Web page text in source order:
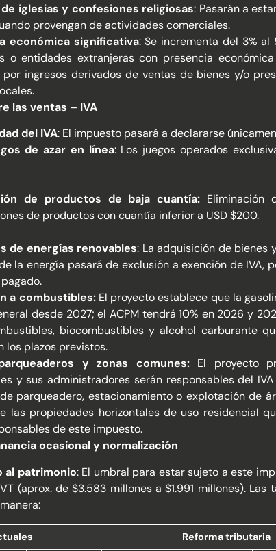
iglesias y confesiones religiosas: Pasarán a
provengan de actividades comerciales.
económica significativa: Se incrementa del 3%
o entidades extranjeras con presencia
por ingresos derivados de ventas de bienes y/o
las ventas – IVA
del IVA: El impuesto pasará a declararse
de azar en línea: Los juegos operados
de productos de baja cuantía: Eliminación
de productos con cuantía inferior a USD $200.
de energías renovables: La adquisición de bienes
la energía pasará de exclusión a exención de IVA,
a combustibles:El proyecto establece que la
desde 2027; el ACPM tendrá 10% en 2026 y
biocombustibles y alcohol carburante
los plazos previstos.
y zonas comunes:El proyecto
y sus administradores serán responsables del
parqueadero, estacionamiento o explotación de
las propiedades horizontales de uso residencial
de este impuesto.
ocasional y normalización
al patrimonio: El umbral para estar sujeto a este
(aprox. de $3.583 millones a $1.991 millones).
Reforma tributaria